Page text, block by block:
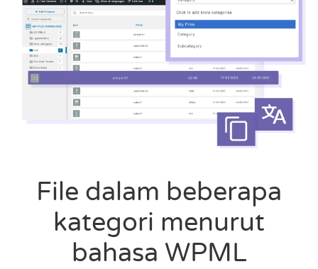
File dalam beberapa
kategori menurut
bahasa WPML